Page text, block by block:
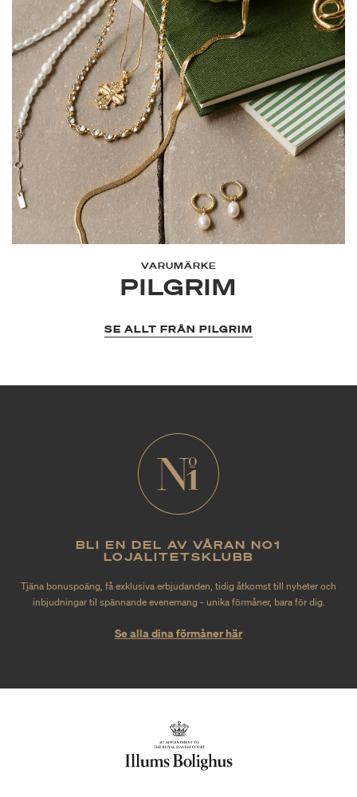
VARUMÄRKE
PILGRIM
SE ALLT FRÅN PILGRIM
BLI EN DEL AV VÅRAN NO1
LOJALITETSKLUBB
Tjäna bonuspoäng, få exklusiva erbjudanden, tidig åtkomst till nyheter och
inbjudningar til spännande evenemang - unika förmåner, bara för dig.
Se alla dina förmåner här